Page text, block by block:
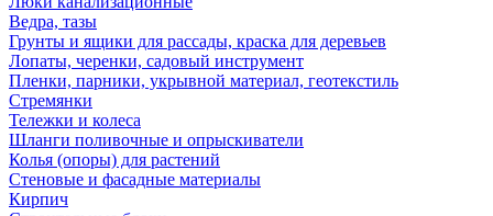
Ведра, тазы
Грунты и ящики для рассады, краска для деревьев
Лопаты, черенки, садовый инструмент
Пленки, парники, укрывной материал, геотекстиль
Стремянки
Тележки и колеса
Шланги поливочные и опрыскиватели
Колья (опоры) для растений
Стеновые и фасадные материалы
Кирпич